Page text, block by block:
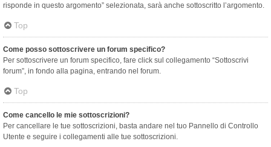
risponde in questo argomento” selezionata, sarà anche sottoscritto l’argomento.
Top
Come posso sottoscrivere un forum specifico?
Per sottoscrivere un forum specifico, fare click sul collegamento “Sottoscrivi
forum”, in fondo alla pagina, entrando nel forum.
Top
Come cancello le mie sottoscrizioni?
Per cancellare le tue sottoscrizioni, basta andare nel tuo Pannello di Controllo
Utente e seguire i collegamenti alle tue sottoscrizioni.